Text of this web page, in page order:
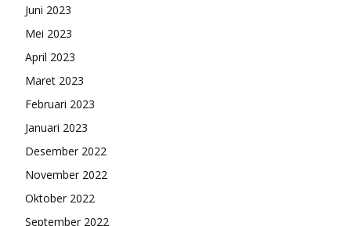
Juni 2023
Mei 2023
April 2023
Maret 2023
Februari 2023
Januari 2023
Desember 2022
November 2022
Oktober 2022
September 2022